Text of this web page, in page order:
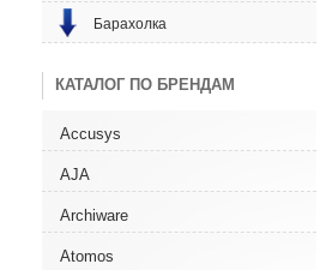
Барахолка
КАТАЛОГ ПО БРЕНДАМ
Accusys
AJA
Archiware
Atomos